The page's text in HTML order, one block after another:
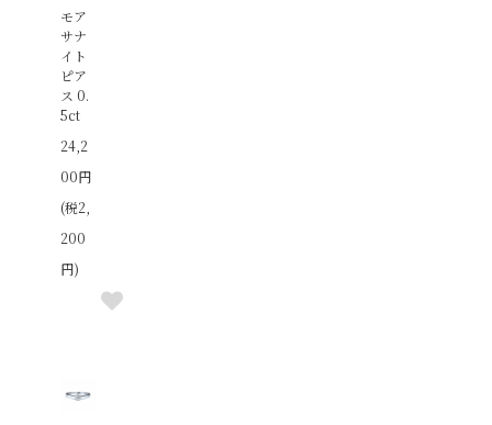
モア
サナ
イト
ピア
ス 0.
5ct
24,2
00円
(税2,
200
円)